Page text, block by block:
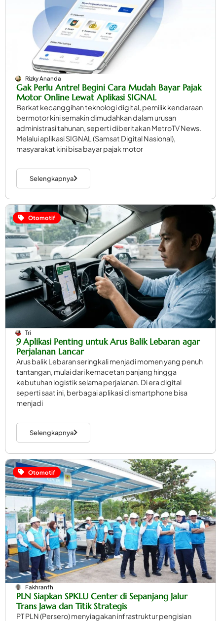
Rizky Ananda
Gak Perlu Antre! Begini Cara Mudah Bayar Pajak
Motor Online Lewat Aplikasi SIGNAL
Berkat kecanggihan teknologi digital, pemilik kendaraan
bermotor kini semakin dimudahkan dalam urusan
administrasi tahunan, seperti diberitakan MetroTV News.
Melalui aplikasi SIGNAL (Samsat Digital Nasional),
masyarakat kini bisa bayar pajak motor
Selengkapnya
Otomotif
Tri
9 Aplikasi Penting untuk Arus Balik Lebaran agar
Perjalanan Lancar
Arus balik Lebaran seringkali menjadi momen yang penuh
tantangan, mulai dari kemacetan panjang hingga
kebutuhan logistik selama perjalanan. Di era digital
seperti saat ini, berbagai aplikasi di smartphone bisa
menjadi
Selengkapnya
Otomotif
Fakhranfh
PLN Siapkan SPKLU Center di Sepanjang Jalur
Trans Jawa dan Titik Strategis
PT PLN (Persero) menyiagakan infrastruktur pengisian